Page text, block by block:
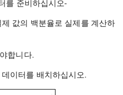
를 준비하십시오-
값의 백분율로 실제를 계산하
합니다.
이터를 배치하십시오.